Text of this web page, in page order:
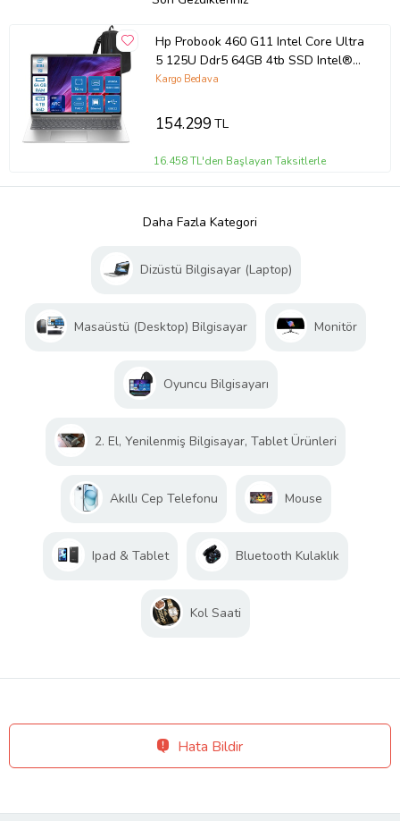
Hp Probook 460 G11 Intel Core Ultra
5 125U Ddr5 64GB 4tb SSD Intel®
Aı Boost 16 Wuxga IPS Windows 11
9Y7S7ETH20 + Zettaçanta
Kargo Bedava
154.299TL
16.458 TL'den Başlayan Taksitlerle
Daha Fazla Kategori
Dizüstü Bilgisayar (Laptop)
Masaüstü (Desktop) Bilgisayar Monitör
Oyuncu Bilgisayarı
2. El, Yenilenmiş Bilgisayar, Tablet Ürünleri
Akıllı Cep Telefonu Mouse
Ipad & Tablet Bluetooth Kulaklık
Kol Saati
Hata Bildir